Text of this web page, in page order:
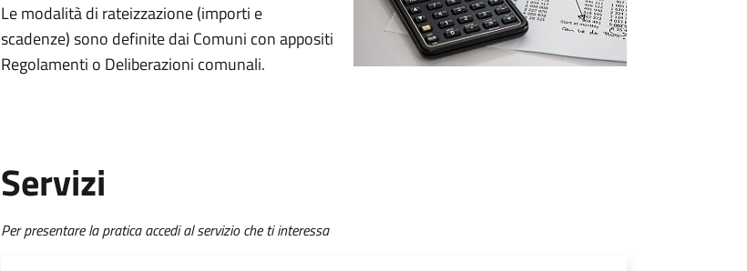
Le modalità di rateizzazione (importi e
scadenze) sono definite dai Comuni con appositi
Regolamenti o Deliberazioni comunali.
Servizi
Per presentare la pratica accedi al servizio che ti interessa